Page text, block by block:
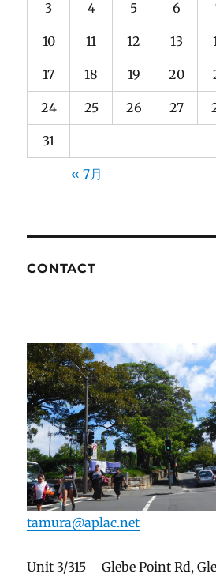
3 4 5 6
10 11 12 13
17 18 19 20
24 25 26 27
31
« 7月
CONTACT
tamura@aplac.net
Unit 3/315 Glebe Point Rd,